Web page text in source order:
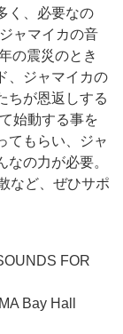
く、必要なの
ャマイカの音
の震災のとき
、ジャマイカの
ちが恩返しする
始動する事を
てもらい、ジャ
の力が必要。
など、ぜひサポ
FOR
Bay Hall